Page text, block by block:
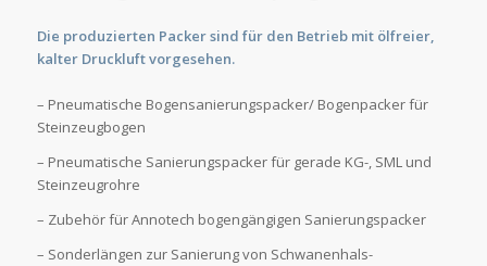
Die produzierten Packer sind für den Betrieb mit ölfreier,
kalter Druckluft vorgesehen.
– Pneumatische Bogensanierungspacker/ Bogenpacker für
Steinzeugbogen
– Pneumatische Sanierungspacker für gerade KG-, SML und
Steinzeugrohre
– Zubehör für Annotech bogengängigen Sanierungspacker
– Sonderlängen zur Sanierung von Schwanenhals-